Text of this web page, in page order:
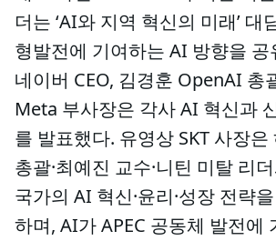
더는 ‘AI와 지역 혁신의 미래’ 대
형발전에 기여하는 AI 방향을 공
네이버 CEO, 김경훈 OpenAI 총
Meta 부사장은 각사 AI 혁신과
를 발표했다. 유영상 SKT 사장은
총괄·최예진 교수·니틴 미탈 리
국가의 AI 혁신·윤리·성장 전략
하며, AI가 APEC 공동체 발전에